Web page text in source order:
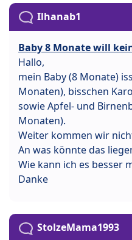
Ilhanab1
Baby 8 Monate will
Hallo,
mein Baby (8 Monate)
Monaten), bisschen
sowie Apfel- und
Monaten).
Weiter kommen wir
An was könnte das
Wie kann ich es besser
Danke
StolzeMama1993